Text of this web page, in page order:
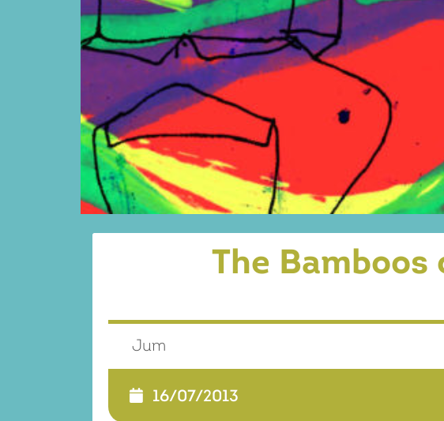
The
Jum
16/07/2013